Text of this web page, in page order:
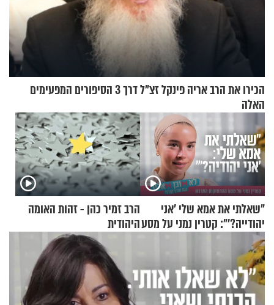
הכירו את הרב אריה פינקל זצ"ל דרך 3 הסיפורים המפעימים
האלה
"שאלתי את אמא שלי 'אני
יהודייה?'": קטרין נמני על מסע
ההתחזקות המרגש
הרב זמיר כהן - זהות האומה
היהודית